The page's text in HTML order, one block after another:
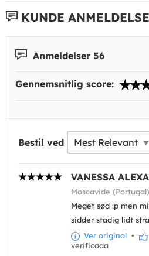
KUNDE
Anmeldelser 56
Gennemsnitlig score:
Bestil ved
VANESSA
Moscavide
Meget sød :p men
sidder stadig lidt
Ver original •
verificada